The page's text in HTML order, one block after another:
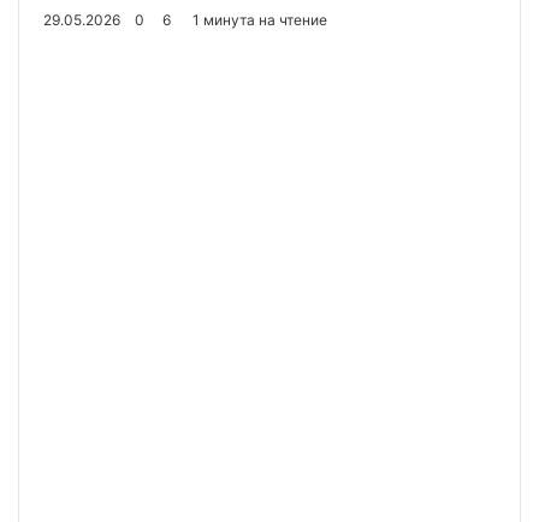
29.05.2026 0 6 1 минута на чтение